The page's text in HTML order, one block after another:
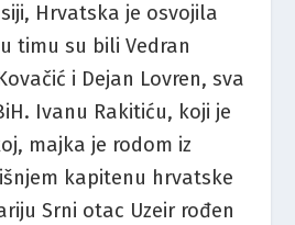
Hrvatska je osvojila
timu su bili Vedran
i Dejan Lovren, sva
Ivanu Rakitiću, koji je
majka je rodom iz
kapitenu hrvatske
Srni otac Uzeir rođen